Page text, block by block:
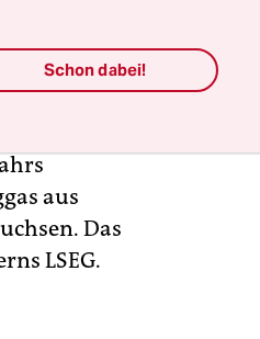
aus
Das
LSEG.
Schon dabei!